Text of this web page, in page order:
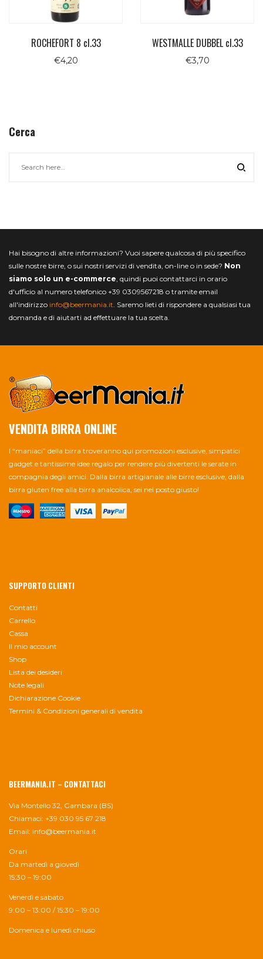
ROCHEFORT 8 cl.33
€4,20
WESTMALLE DUBBEL cl.33
€3,70
Cerca
Hai bisogno di altre informazioni? Vuoi sapere qualcosa di più specifico
sulle nostre birre, o sui nostri servizi di vendita, on-line o in sede? Non
siamo solo un e-commerce, quindi puoi contattarci in orario
d'ufficio al numero telefonico +39 0309567218 o tramite email
all'indirizzo info@beermania.it. Saremo lieti di rispondere a qualsiasi tua
domanda e di aiutarti ad effettuare la tua scelta.
VENDITA BIRRA ONLINE
I “maniaci” della birra troveranno qui promozioni esclusive, simpatici
gadget e tantissime idee regalo per rendere più divertenti le serate in
compagnia degli amici. Dalla birra artigianale alle birre esclusive, dalla
birra gluten free alla birra analcolica, sei nel posto giusto!
SUPPORTO CLIENTI
Contatti
Carrello
Cassa
Il mio account
Shop
Lista dei desideri
Note legali
Dichiarazione Cookie
Termini & Condizioni generali di vendita
BEERMANIA.IT – CONTATTACI
Via Montello 32, Gambara (BS)
Chiamaci: +39 030 95 67 218
Email: info@beermania.it
Orari
Da martedì a giovedì
15:30 – 19:00
Venerdì e sabato
9:00 – 13:00 / 15:30 – 19:00
Domenica e lunedì chiuso